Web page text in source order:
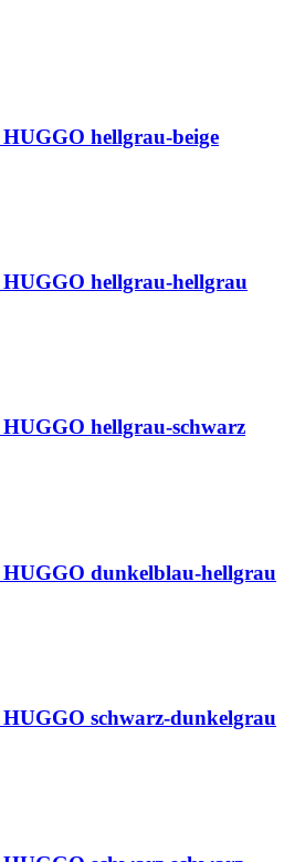
hellgrau-beige
hellgrau-hellgrau
hellgrau-schwarz
dunkelblau-hellgrau
schwarz-dunkelgrau